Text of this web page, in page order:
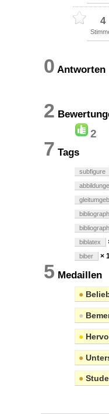
4
0
2
2
7
subfigure
biblatex
biber ×
5
●
●
●
●
●